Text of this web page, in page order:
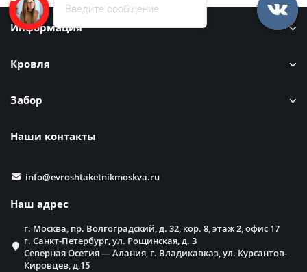
Информация
Кровля
Забор
Наши контакты
info@evroshtaketnikmoskva.ru
Наш адрес
г. Москва, пр. Волгоградский, д. 32, кор. 8, этаж 2, офис 17
г. Санкт-Петербург, ул. Рощинская, д. 3
Северная Осетия — Алания, г. Владикавказ, ул. Курсантов-
Кировцев, д,15
Введите сообщение